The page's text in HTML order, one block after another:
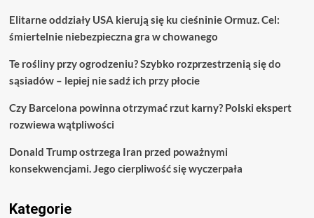
Elitarne oddziały USA kierują się ku cieśninie Ormuz. Cel:
śmiertelnie niebezpieczna gra w chowanego
Te rośliny przy ogrodzeniu? Szybko rozprzestrzenią się do
sąsiadów – lepiej nie sadź ich przy płocie
Czy Barcelona powinna otrzymać rzut karny? Polski ekspert
rozwiewa wątpliwości
Donald Trump ostrzega Iran przed poważnymi
konsekwencjami. Jego cierpliwość się wyczerpała
Kategorie